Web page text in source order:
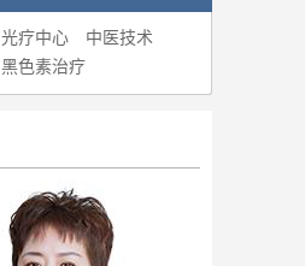
光疗中心
中医技术
黑色素治疗